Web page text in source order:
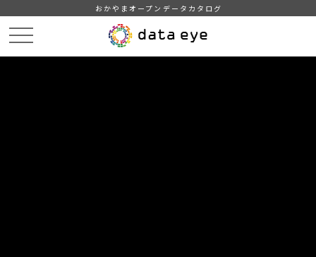
おかやまオープンデータカタログ